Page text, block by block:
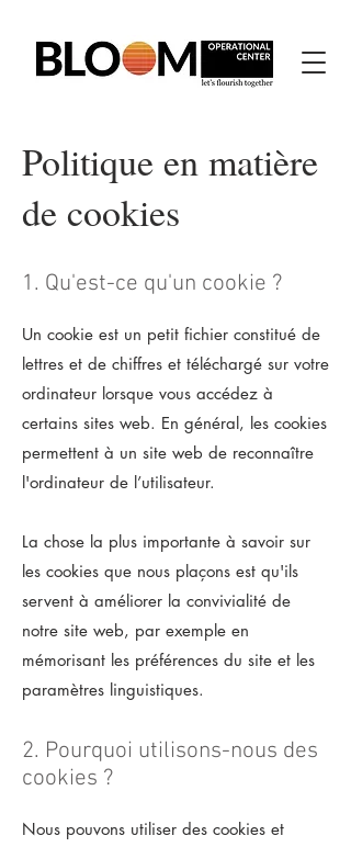
Politique en matière
de cookies
1. Qu'est-ce qu'un cookie ?
Un cookie est un petit fichier constitué de
lettres et de chiffres et téléchargé sur votre
ordinateur lorsque vous accédez à
certains sites web. En général, les cookies
permettent à un site web de reconnaître
l'ordinateur de l’utilisateur.
La chose la plus importante à savoir sur
les cookies que nous plaçons est qu'ils
servent à améliorer la convivialité de
notre site web, par exemple en
mémorisant les préférences du site et les
paramètres linguistiques.
2. Pourquoi utilisons-nous des
cookies ?
Nous pouvons utiliser des cookies et